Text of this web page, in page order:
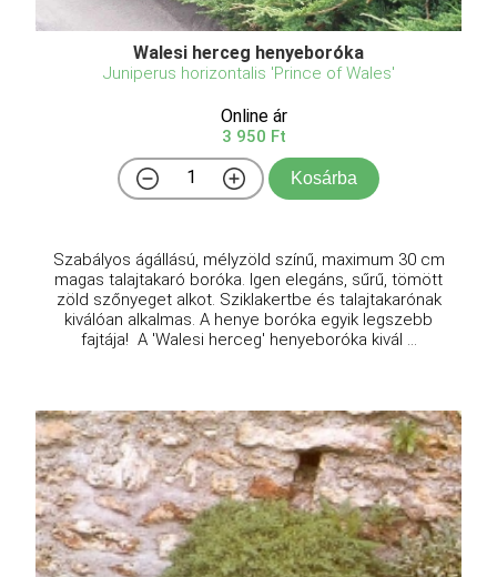
Walesi herceg henyeboróka
Juniperus horizontalis 'Prince of Wales'
Online ár
3 950 Ft
Kosárba
Szabályos ágállású, mélyzöld színű, maximum 30 cm
magas talajtakaró boróka. Igen elegáns, sűrű, tömött
zöld szőnyeget alkot. Sziklakertbe és talajtakarónak
kiválóan alkalmas. A henye boróka egyik legszebb
fajtája! A 'Walesi herceg' henyeboróka kivál ...